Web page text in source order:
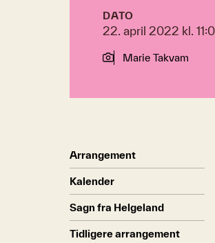
DATO
22. april 2022 kl.
Marie Takvam
Arrangement
Kalender
Sagn fra Helgeland
Tidligere arrangement